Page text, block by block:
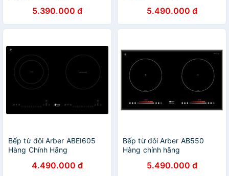
5.390.000 đ 5.490.000 đ
Bếp từ đôi Arber ABEI605
Hàng Chính Hãng
4.490.000 đ
Bếp từ đôi Arber AB550
Hàng chính hãng
5.490.000 đ